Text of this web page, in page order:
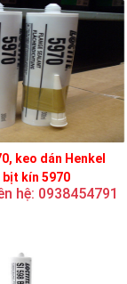
keo dán Henkel
bịt kín 5970
hệ: 0938454791